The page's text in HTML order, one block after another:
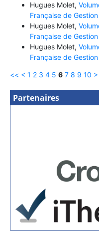
Hugues Molet,
Française de
Hugues Molet,
Française de
Hugues Molet,
Française de
<< < 1 2 3 4 5 6 7 8 9 10 >
Partenaires